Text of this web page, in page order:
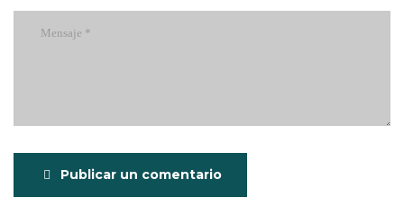
Publicar un comentario